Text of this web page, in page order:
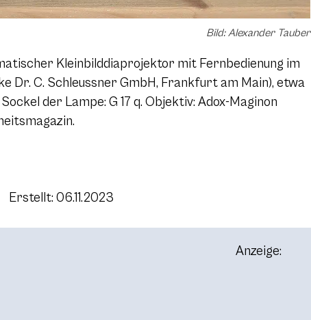
Bild: Alexander Tauber
Kleinbilddiaprojektor mit Fernbedienung im
Dr. C. Schleussner GmbH, Frankfurt am Main), etwa
der Lampe: G 17 q. Objektiv: Adox-Maginon
Erstellt: 06.11.2023
Anzeige: